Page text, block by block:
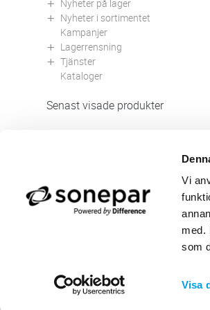
Vi
med.
som
Visa
Nyheter på lager
Nyheter i sortimentet
Kampanjer
Lagerrensning
Tjänster
Kataloger
Senast visade produkter
Felanmälan
Returer
Beställa PDF fakturor